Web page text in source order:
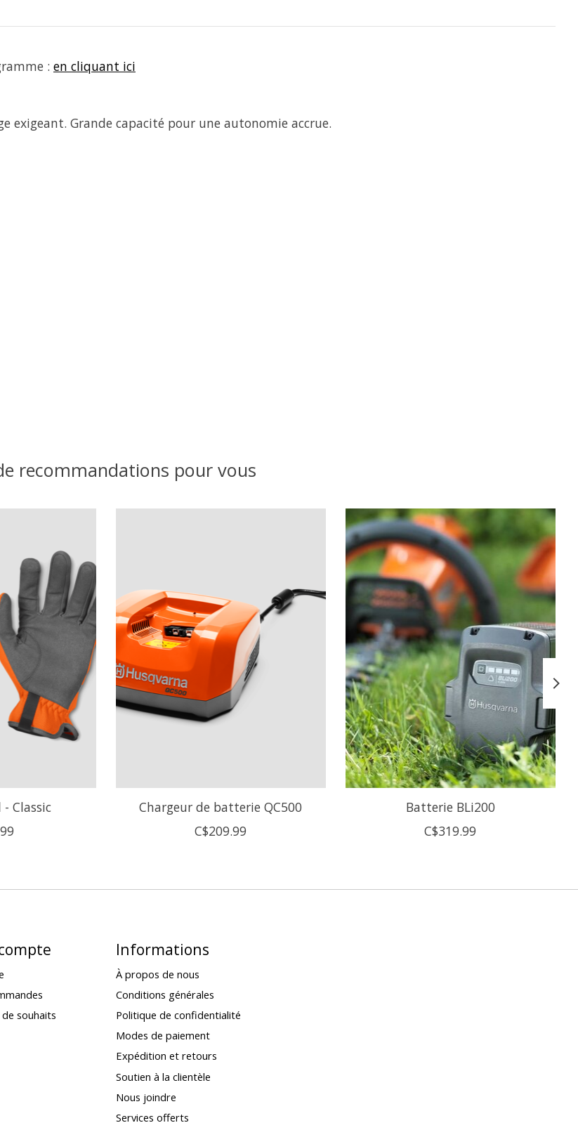
: en cliquant ici
exigeant. Grande capacité pour une autonomie accrue.
recommandations pour vous
Classic
Chargeur de batterie QC500
C$209.99
Batterie BLi200
C$319.99
souhaits
Informations
À propos de nous
Conditions générales
Politique de confidentialité
Modes de paiement
Expédition et retours
Soutien à la clientèle
Nous joindre
Services offerts